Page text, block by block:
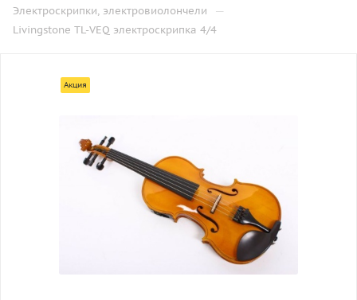
Электроскрипки, электровиолончели —
Livingstone TL-VEQ электроскрипка 4/4
Акция